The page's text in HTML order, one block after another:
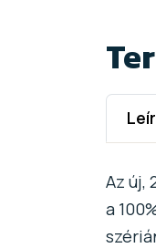
Az új,
a